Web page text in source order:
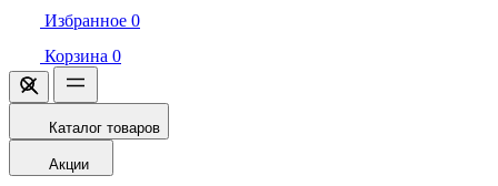
Избранное 0
Корзина 0
Каталог товаров
Акции